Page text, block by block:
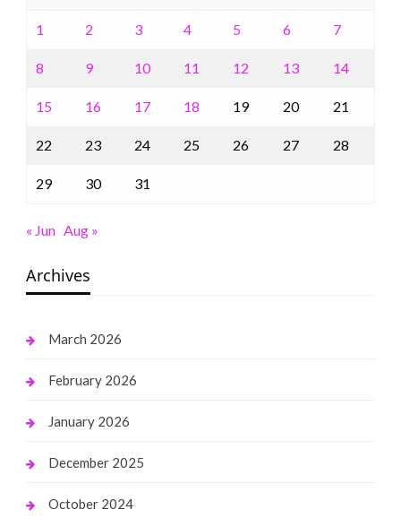
1 2 3 4 5 6 7
8 9 10 11 12 13 14
15 16 17 18 19 20 21
22 23 24 25 26 27 28
29 30 31
« Jun Aug »
Archives
March 2026
February 2026
January 2026
December 2025
October 2024